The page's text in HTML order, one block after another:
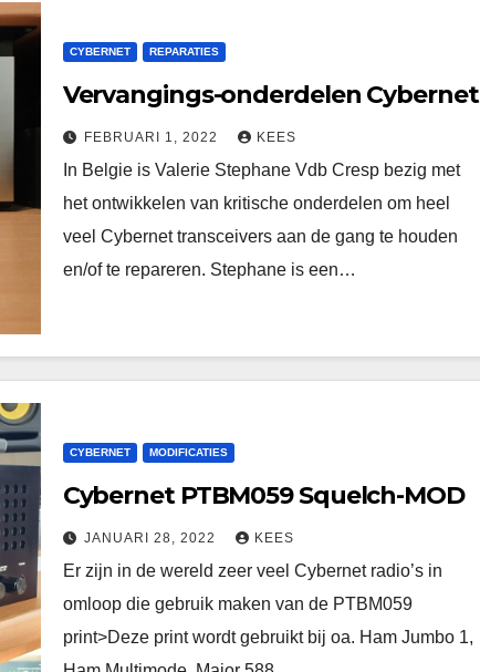
CYBERNET REPARATIES
Vervangings-onderdelen Cybernet
FEBRUARI 1, 2022 KEES
In Belgie is Valerie Stephane Vdb Cresp bezig met
het ontwikkelen van kritische onderdelen om heel
veel Cybernet transceivers aan de gang te houden
en/of te repareren. Stephane is een…
CYBERNET MODIFICATIES
Cybernet PTBM059 Squelch-MOD
JANUARI 28, 2022 KEES
Er zijn in de wereld zeer veel Cybernet radio’s in
omloop die gebruik maken van de PTBM059
print>Deze print wordt gebruikt bij oa. Ham Jumbo 1,